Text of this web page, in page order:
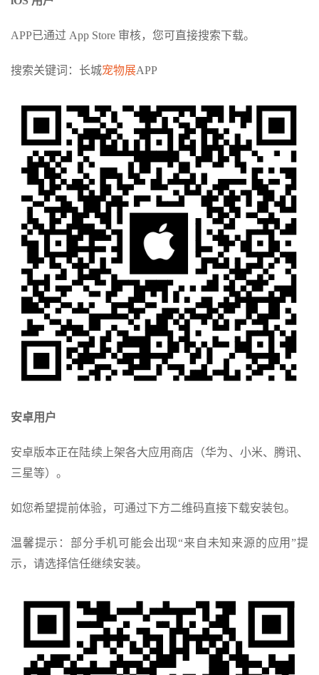
APP已通过 App Store 审核，您可直接搜索下载。
搜索关键词：长城宠物展APP
安卓用户
安卓版本正在陆续上架各大应用商店（华为、小米、腾讯、
三星等）。
如您希望提前体验，可通过下方二维码直接下载安装包。
温馨提示：部分手机可能会出现“来自未知来源的应用”提
示，请选择信任继续安装。